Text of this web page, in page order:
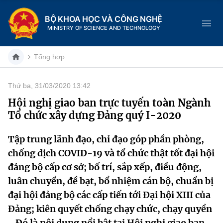
BỘ KHOA HỌC VÀ CÔNG NGHỆ
MINISTRY OF SCIENCE AND TECHNOLOGY
Danh mục
Trang chủ
Giới thiệu
Chức năng nhiệm vụ
Cơ cấu tổ chức
Lịch sử phát triển
Tin tức sự kiện
Khoa học và Công nghệ
Đổi mới sáng tạo
Dịch vụ công
Hệ thống văn bản
Tổng hợp
Thứ ba, 31/03/2020 13:42
Hội nghị giao ban trực tuyến toàn Ngành
Tổ chức xây dựng Đảng quý I-2020
Tập trung lãnh đạo, chỉ đạo góp phần phòng,
chống dịch COVID-19 và tổ chức thật tốt đại hội
đảng bộ cấp cơ sở; bố trí, sắp xếp, điều động,
luân chuyển, đề bạt, bổ nhiệm cán bộ, chuẩn bị
đại hội đảng bộ các cấp tiến tới Đại hội XIII của
Đảng; kiên quyết chống chạy chức, chạy quyền